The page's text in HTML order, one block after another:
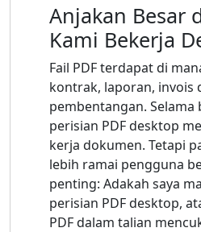
Anjakan Besar
Kami Bekerja
Fail PDF terdapat di
kontrak, laporan, invois
pembentangan.
perisian PDF desktop
kerja dokumen. Tetapi
lebih ramai pengguna
penting: Adakah saya
perisian PDF desktop,
PDF dalam talian